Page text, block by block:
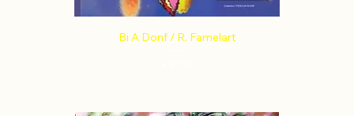
Bi A Donf / R. Famelart